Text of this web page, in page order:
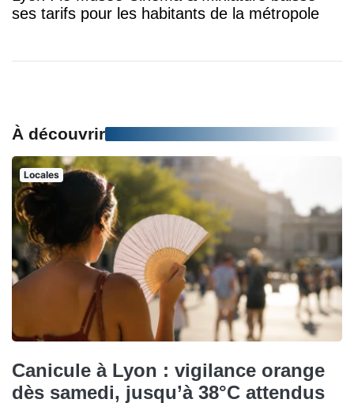
ses tarifs pour les habitants de la métropole
À découvrir
Locales
Canicule à Lyon : vigilance orange
dès samedi, jusqu’à 38°C attendus